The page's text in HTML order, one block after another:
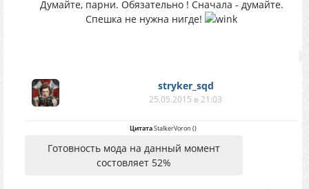
Думайте, парни. Обязательно ! Сначала - думайте.
Спешка не нужна нигде!
stryker_sqd
25.05.2015 в 21:03
ЦитатаStalkerVoron ()
Готовность мода на данный момент
состовляет 52%